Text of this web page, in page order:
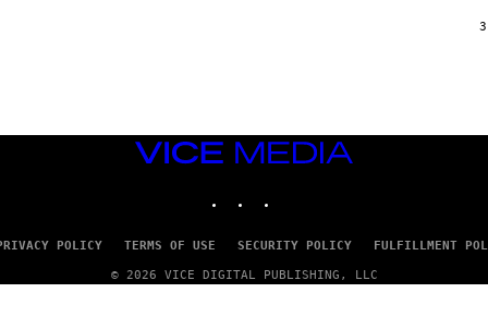
G
P
A
M
3
VICE
MEDIA
POLICY TERMS OF USE SECURITY POLICY FULFILLMENT
© 2026 VICE DIGITAL PUBLISHING, LLC